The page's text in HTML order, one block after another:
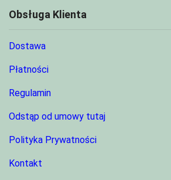
Obsługa Klienta
Dostawa
Płatności
Regulamin
Odstąp od umowy tutaj
Polityka Prywatności
Kontakt